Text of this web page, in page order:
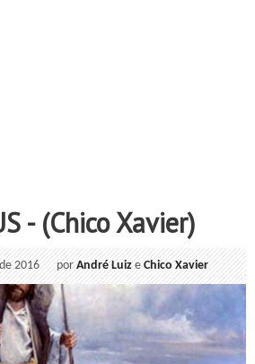
- (Chico Xavier)
2016 porAndré Luiz eChico Xavier